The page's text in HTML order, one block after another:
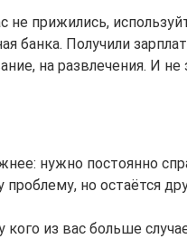
не прижились,
банка. Получили
на развлечения. И
нужно постоянно
но остаётся
кого из вас больше